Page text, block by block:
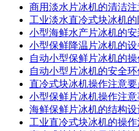
商用淡水片冰机的清洁
工业淡水直冷式块冰机
小型海鲜水产片冰机的
小型保鲜降温片冰机的
自动小型保鲜片冰机的
自动小型片冰机的安全
直冷式块冰机操作注意
小型保鲜片冰机操作注
海鲜保鲜片冰机的结构
工业直冷式块冰机的操